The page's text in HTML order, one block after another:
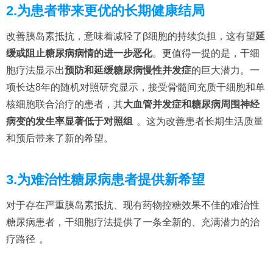
2.为患者带来更优的长期健康结局
改善胰岛素抵抗，意味着减轻了β细胞的持续负担，这有望延
缓或阻止糖尿病病情的进一步恶化。更值得一提的是，干细
胞疗法显示出预防和延缓糖尿病慢性并发症的巨大潜力。一
项长达8年的随机对照研究显示，接受骨髓间充质干细胞和单
核细胞联合治疗的患者，其大血管并发症和糖尿病周围神经
病变的发生率显著低于对照组
。这为改善患者长期生活质量
和预后带来了新的希望。
3.为难治性糖尿病患者提供新希望
对于存在严重胰岛素抵抗、现有药物控糖效果不佳的难治性
糖尿病患者，干细胞疗法提供了一条全新的、充满潜力的治
疗路径 。